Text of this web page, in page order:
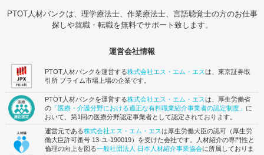
PTOT人材バンクは、理学療法士、作業療法士、言語聴覚士の方のお仕事
探しや就職・転職を無料でサポート致します。
運営会社情報
PTOT人材バンクを運営する株式会社エス・エム・エスは、東京証券取
引所 プライム市場上場の企業です。
PTOT人材バンクを運営する株式会社エス・エム・エスは、厚生労働省
の 「医療・介護分野における適正な有料職業紹介事業者の認定制度」 に
おいて、第1回の医療分野認定事業者として認定されております。
運営元である株式会社エス・エム・エスは厚生労働大臣の認可（厚生労
働大臣許可番号 13-ユ-190019）を受けた会社です。人材紹介の専門性と
倫理の向上を図る一般社団法人 日本人材紹介事業協会に所属しておりま